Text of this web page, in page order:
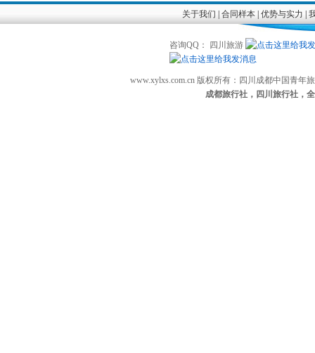
关于我们 合同样本| 优势与实力
咨询QQ： 四川旅游
www.xylxs.com.cn 版权所有：四川成都中国青
成都旅行社，四川旅行社，